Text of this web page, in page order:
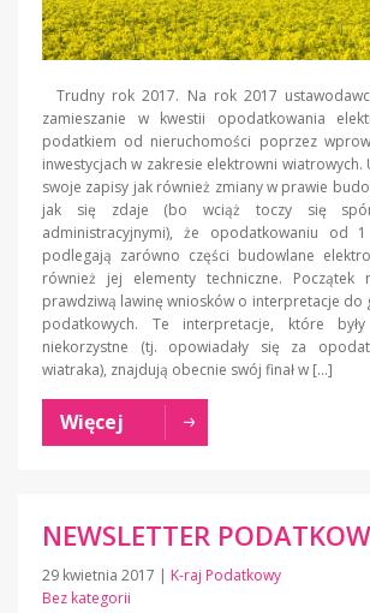
Trudny rok 2017. Na rok 2017
zamieszanie w kwestii opodatkowania
podatkiem od nieruchomości poprzez
inwestycjach w zakresie elektrowni
swoje zapisy jak również zmiany w prawie
jak się zdaje (bo wciąż toczy się
administracyjnymi), że opodatkowaniu od
podlegają zarówno części budowlane
również jej elementy techniczne. Początek
prawdziwą lawinę wniosków o interpretacje do
podatkowych. Te interpretacje, które
niekorzystne (tj. opowiadały się za
wiatraka), znajdują obecnie swój finał w […]
Więcej
NEWSLETTER
29 kwietnia 2017 | K-raj Podatkowy
Bez kategorii